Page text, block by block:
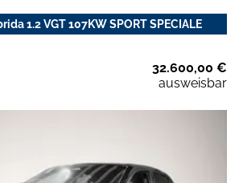
1.2 VGT 107KW SPORT SPECIALE
32.600,00 €
ausweisbar